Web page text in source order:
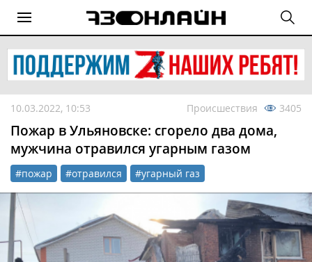
10.03.2022, 10:53 Происшествия 3405
Пожар в Ульяновске: сгорело два дома,
мужчина отравился угарным газом
#пожар #отравился #угарный газ